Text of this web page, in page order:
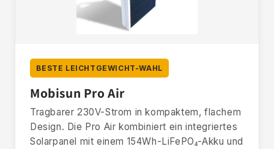
BESTE LEICHTGEWICHT-WAHL
Mobisun Pro Air
Tragbarer 230V-Strom in kompaktem, flachem
Design. Die Pro Air kombiniert ein integriertes
Solarpanel mit einem 154Wh-LiFePO₄-Akku und